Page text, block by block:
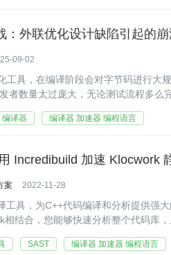
：外联优化设计缺陷引起的
09-02
工具，在编译阶段会对字节码进行大
者数量太过庞大，无论测试流程多么
编译器 编译器 加速器 编程语言
Incredibuild 加速 Klocwork
案 2022-11-28
工具，为C++代码编译和分析提供强
结合，您能够快速分析整个代码库，
SAST 编译器 加速器 编程语言